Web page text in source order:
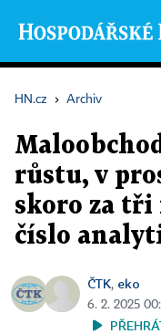
HN.cz › Archiv
růstu, v
skoro za tři
číslo
ČTK, eko
6. 2. 2025